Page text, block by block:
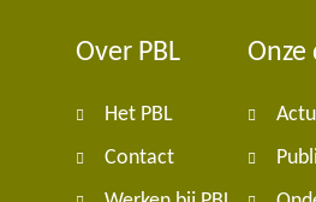
Over PBL
Het PBL
Contact
Onze